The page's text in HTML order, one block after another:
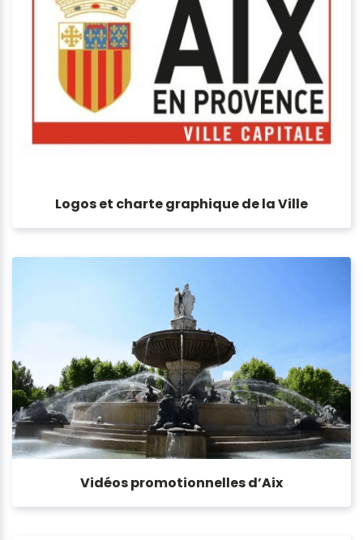
Logos et charte graphique de la Ville
Vidéos promotionnelles d’Aix